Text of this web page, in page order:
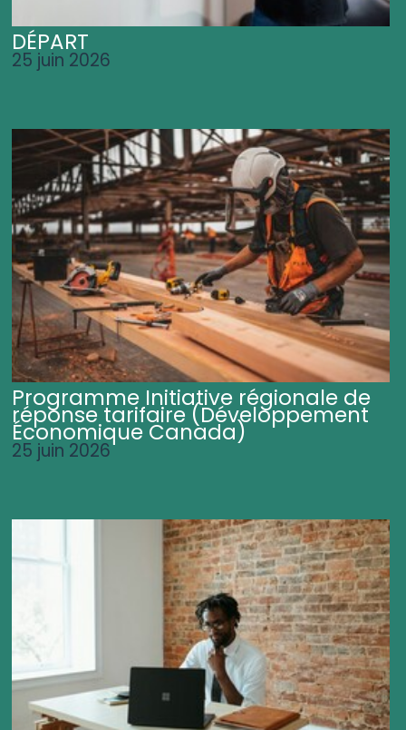
DÉPART
25 juin 2026
Programme Initiative régionale de
réponse tarifaire (Développement
Économique Canada)
25 juin 2026